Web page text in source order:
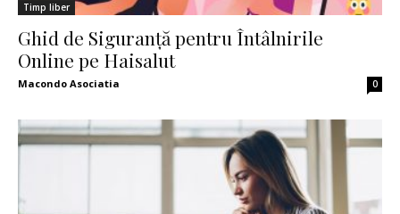
Timp liber
Ghid de Siguranță pentru Întâlnirile
Online pe Haisalut
Macondo Asociatia 0